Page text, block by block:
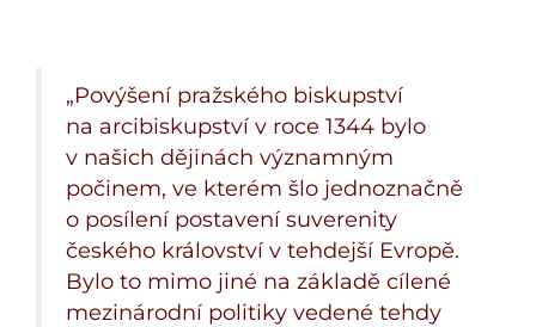
„Povýšení pražského biskupství
na arcibiskupství v roce 1344 bylo
v našich dějinách významným
počinem, ve kterém šlo jednoznačně
o posílení postavení suverenity
českého království v tehdejší Evropě.
Bylo to mimo jiné na základě cílené
mezinárodní politiky vedené tehdy